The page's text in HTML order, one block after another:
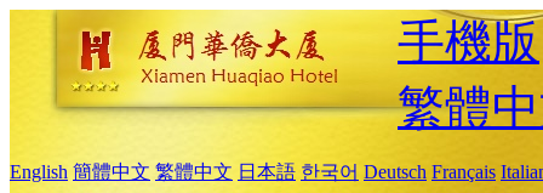
手機版
繁體
English 簡體中文 繁體中文 日本語 한국어 Deutsch Français